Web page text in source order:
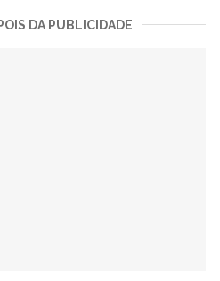
DA PUBLICIDADE